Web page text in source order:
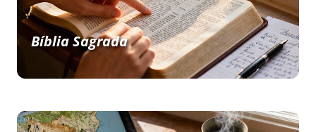
Bíblia Sagrada